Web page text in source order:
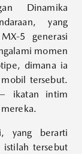
Dinamika
yang
5 generasi
momen
dimana ia
tersebut.
ikatan intim
yang berarti
istilah tersebut